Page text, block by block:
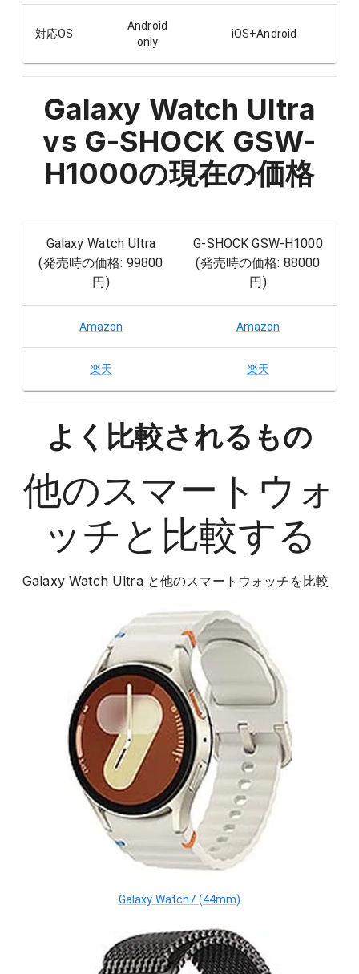
対応OS
Android
only
iOS+Android
Galaxy Watch Ultra
vs G-SHOCK GSW-
H1000の現在の価格
Galaxy Watch Ultra
(発売時の価格: 99800
円)
G-SHOCK GSW-H1000
(発売時の価格: 88000
円)
Amazon Amazon
楽天 楽天
よく比較されるもの
他のスマートウォ
ッチ と比較する
Galaxy Watch Ultraと他のスマートウォッチ を比較
Galaxy Watch7 (44mm)